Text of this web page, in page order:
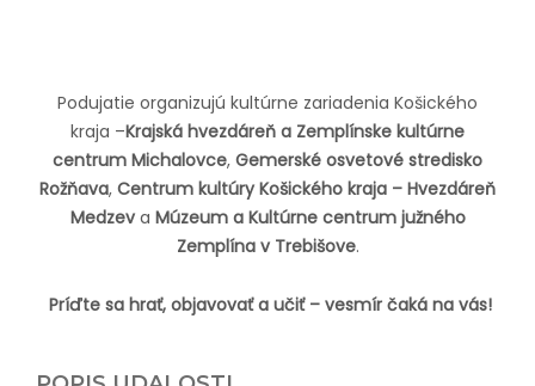
Podujatie organizujú kultúrne zariadenia Košického
kraja –Krajská hvezdáreň a Zemplínske kultúrne
centrum Michalovce, Gemerské osvetové stredisko
Rožňava, Centrum kultúry Košického kraja – Hvezdáreň
Medzeva Múzeum a Kultúrne centrum južného
Zemplína v Trebišove.
Príďte sa hrať, objavovať a učiť – vesmír čaká na vás!